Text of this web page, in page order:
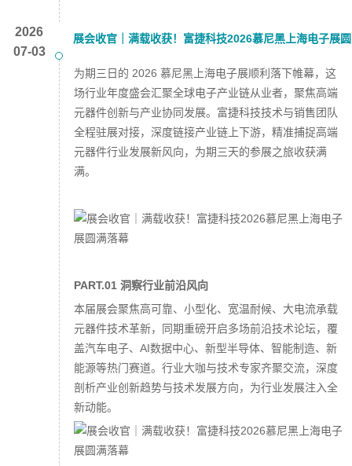
2026
07-03
展会收官｜满载收获！富捷科技2026慕尼黑上海电子展圆
为期三日的 2026 慕尼黑上海电子展顺利落下帷幕，这
场行业年度盛会汇聚全球电子产业链从业者，聚焦高端
元器件创新与产业协同发展。富捷科技技术与销售团队
全程驻展对接，深度链接产业链上下游，精准捕捉高端
元器件行业发展新风向，为期三天的参展之旅收获满
满。
PART.01 洞察行业前沿风向
本届展会聚焦高可靠、小型化、宽温耐候、大电流承载
元器件技术革新，同期重磅开启多场前沿技术论坛，覆
盖汽车电子、AI数据中心、新型半导体、智能制造、新
能源等热门赛道。行业大咖与技术专家齐聚交流，深度
剖析产业创新趋势与技术发展方向，为行业发展注入全
新动能。